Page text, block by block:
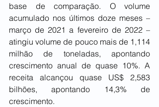
base de comparação. O volume
acumulado nos últimos doze meses –
março de 2021 a fevereiro de 2022 –
atingiu volume de pouco mais de 1,114
milhão de toneladas, apontando
crescimento anual de quase 10%. A
receita alcançou quase US$ 2,583
bilhões, apontando 14,3% de
crescimento.